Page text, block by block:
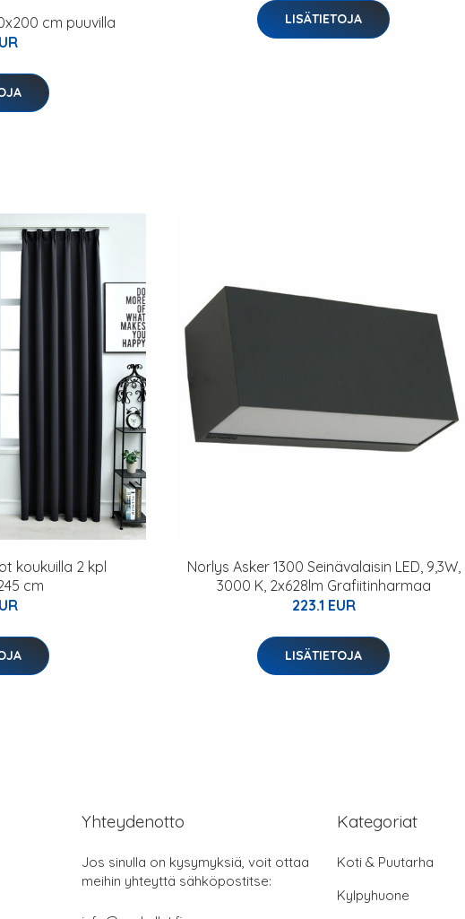
cm puuvilla
LISÄTIETOJA
koukuilla 2 kpl
cm
Norlys Asker 1300 Seinävalaisin LED, 9,3W,
3000 K, 2x628lm Grafiitinharmaa
223.1 EUR
LISÄTIETOJA
Yhteydenotto
Jos sinulla on kysymyksiä, voit ottaa
meihin yhteyttä sähköpostitse:
Kategoriat
Koti & Puutarha
Kylpyhuone